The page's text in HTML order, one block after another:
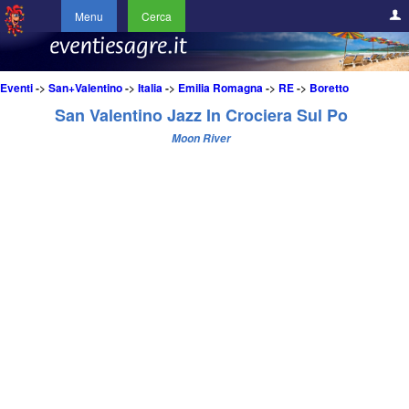
Menu Cerca
Eventi-> San+Valentino-> Italia-> Emilia Romagna-> RE-> Boretto
San Valentino Jazz In Crociera Sul Po
Moon River